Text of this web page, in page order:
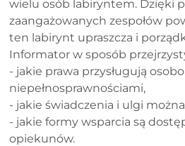
wielu osób labiryntem. Dzięki
zaangażowanych zespołów
ten labirynt upraszcza i
Informator w sposób
- jakie prawa przysługują
niepełnosprawnościami,
- jakie świadczenia i ulgi
- jakie formy wsparcia są
opiekunów.